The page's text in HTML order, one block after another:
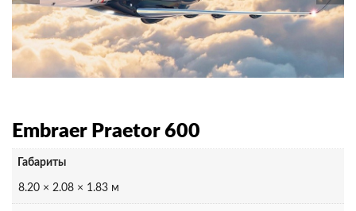
Embraer Praetor 600
Габариты
8.20 × 2.08 × 1.83 м